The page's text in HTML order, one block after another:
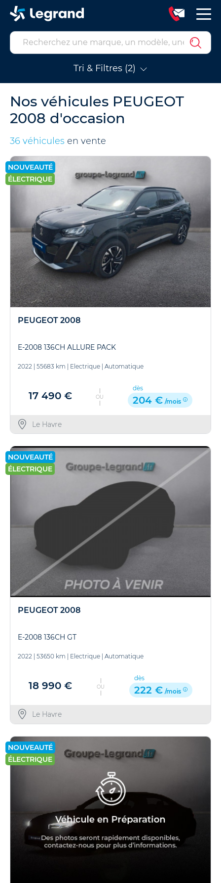
Tri & Filtres (2)
Nos véhicules PEUGEOT
2008 d'occasion
36 véhicules en vente
NOUVEAUTÉ
ÉLECTRIQUE
PEUGEOT 2008
E-2008 136CH ALLURE PACK
2022 | 55683 km | Electrique | Automatique
17 490 € OU
dès
204 € /mois
Le Havre
NOUVEAUTÉ
ÉLECTRIQUE
PEUGEOT 2008
E-2008 136CH GT
2022 53650 km Electrique Automatique
18 990 € OU
dès
222 € /mois
Le Havre
NOUVEAUTÉ
ÉLECTRIQUE